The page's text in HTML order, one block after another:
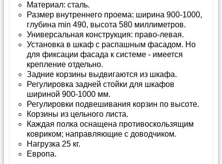
Материал: сталь.
Размер внутреннего проема: ширина 900-1000,
глубина min 490, высота 580 миллиметров.
Универсальная конструкция: право-левая.
Установка в шкаф с распашным фасадом. Но
для фиксации фасада к системе - имеется
крепление отдельно.
Задние корзины выдвигаются из шкафа.
Регулировка задней стойки для шкафов
шириной 900-1000 мм.
Регулировки подвешивания корзин по высоте.
Корзины из цельного листа.
Каждая полка оснащена противоскользящим
ковриком; направляющие с доводчиком.
Нагрузка 25 кг.
Европа.